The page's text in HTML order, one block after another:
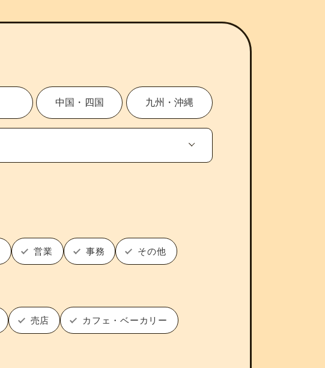
中国・四国 九州・沖縄
営業 事務 その他
売店 カフェ・ベーカリー